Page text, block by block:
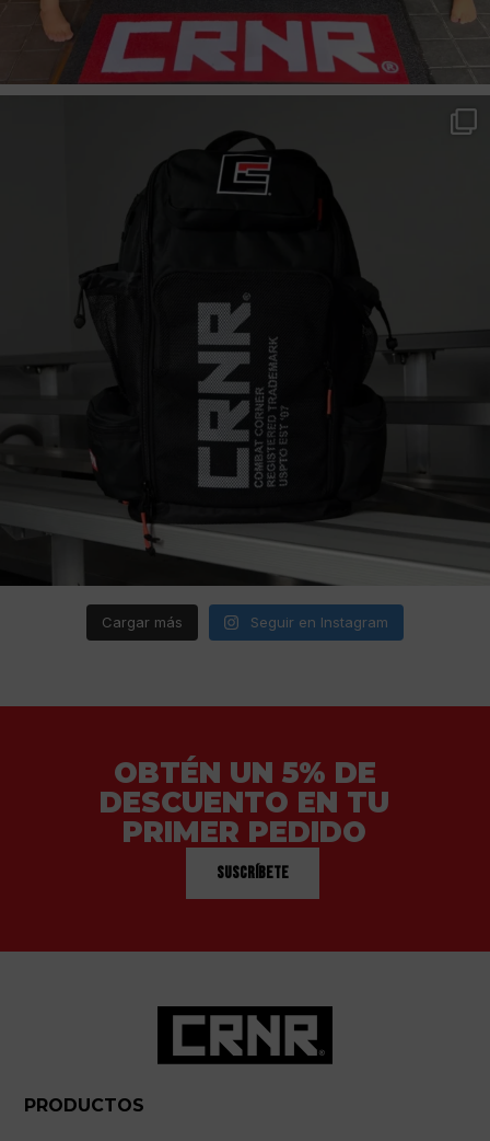
Cargar más Seguir en Instagram
OBTÉN UN 5% DE
DESCUENTO EN TU
PRIMER PEDIDO
Suscríbete
PRODUCTOS